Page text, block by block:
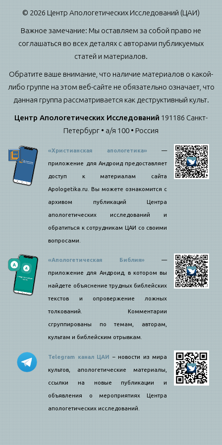
© 2026 Центр Апологетических Исследований (ЦАИ)
Важное замечание: Мы оставляем за собой право не
соглашаться во всех деталях с авторами публикуемых
статей и материалов.
Обратите ваше внимание, что наличие материалов о какой-
либо группе на этом веб-сайте не обязательно означает, что
данная группа рассматривается как деструктивный культ.
Центр Апологетических Исследований 191186 Санкт-
Петербург • а/я 100 • Россия
«Христианская апологетика»—
приложение для Андроид предоставляет
доступ к материалам сайта
Apologetika.ru. Вы можете ознакомится с
архивом публикаций Центра
апологетических исследований и
обратиться к сотрудникам ЦАИ со своими
вопросами.
«Апологетическая Библия»—
приложение для Андроид, в котором вы
найдете объяснение трудных библейских
текстов и опровержение ложных
толкований. Комментарии
сгруппированы по темам, авторам,
культам и библейским отрывкам.
Telegram канал ЦАИ – новости из мира
культов, апологетические материалы,
ссылки на новые публикации и
объявления о мероприятиях Центра
апологетических исследований.